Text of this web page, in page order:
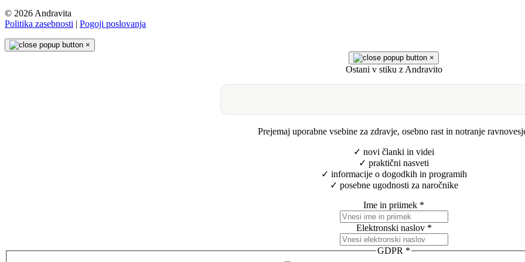
© 2026 Andravita
Politika zasebnosti | Pogoji poslovanja
×
×
Ostani v stiku z Andravito
Prejemaj uporabne vsebine za zdravje, osebno rast in notranje
✓ novi članki in videi
✓ praktični nasveti
✓ informacije o dogodkih in programih
✓ posebne ugodnosti za naročnike
Ime in priimek *
Elektronski naslov *
GDPR *